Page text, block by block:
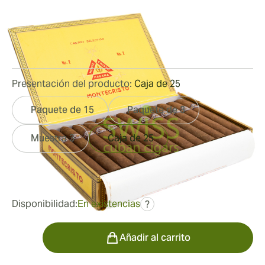
Longitud:155 mm / 6.1 pulgadas
Reseñas
fue 431,67 €
Disponibilidad:En existencias ?
Presentación del producto: Caja de 25
Paquete de 15 Paquete de 3
Muestra 3 Caja de 25
Cantidad
Añadir al carrito